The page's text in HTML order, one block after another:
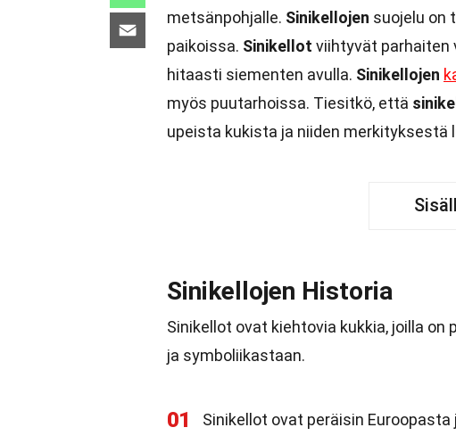
metsänpohjalle. Sinikellojen suojelu on
paikoissa. Sinikellot viihtyvät parhaiten
hitaasti siementen avulla. Sinikellojen
myös puutarhoissa. Tiesitkö, että
upeista kukista ja niiden merkityksestä
Sinikellojen Historia
Sinikellot ovat kiehtovia kukkia, joilla
ja symboliikastaan.
01 Sinikellot ovat peräisin